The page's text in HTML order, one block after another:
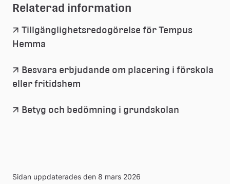
Relaterad information
Tillgänglighets­­redogörelse för Tempus
Hemma
till
dokument
Besvara erbjudande om placering i förskola
eller fritidshem
Betyg och bedömning i grundskolan
Sidan uppdaterades den 8 mars 2026